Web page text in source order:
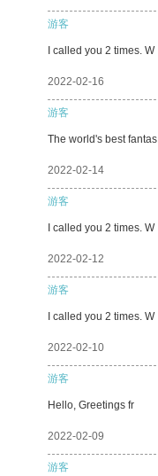
游客
I called you 2 times. W
2022-02-16
游客
The world's best fantas
2022-02-14
游客
I called you 2 times. W
2022-02-12
游客
I called you 2 times. W
2022-02-10
游客
Hello, Greetings fr
2022-02-09
游客